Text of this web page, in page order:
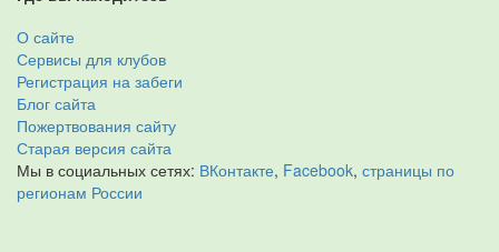
О сайте
Сервисы для клубов
Регистрация на забеги
Блог сайта
Пожертвования сайту
Старая версия сайта
Мы в социальных сетях: ВКонтакте, Facebook, страницы по
регионам России